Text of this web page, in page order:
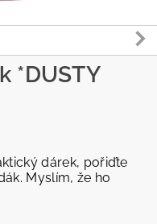
*DUSTY
dárek, pořiďte
Myslím, že ho